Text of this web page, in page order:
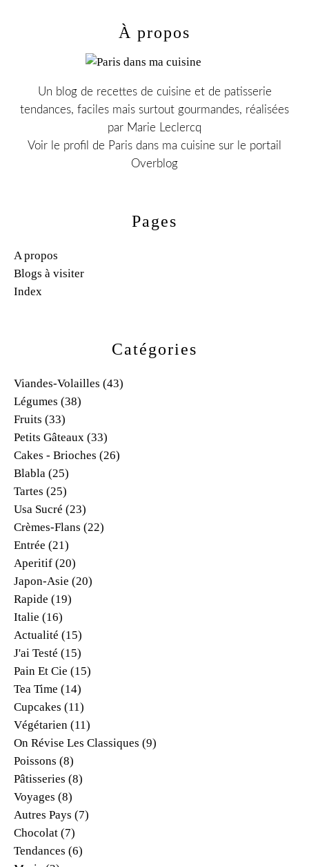
Catégories
Viandes-Volailles (43)
Légumes (38)
Fruits (33)
Petits Gâteaux (33)
Cakes - Brioches (26)
Blabla (25)
Tartes (25)
Usa Sucré (23)
Crèmes-Flans (22)
Entrée (21)
Aperitif (20)
Japon-Asie (20)
Rapide (19)
Italie (16)
Actualité (15)
J'ai Testé (15)
Pain Et Cie (15)
Tea Time (14)
Cupcakes (11)
Végétarien (11)
On Révise Les Classiques (9)
Poissons (8)
Pâtisseries (8)
Voyages (8)
Autres Pays (7)
Chocolat (7)
Tendances (6)
Pages
A propos
Blogs à visiter
Index
À propos
Un blog de recettes de cuisine et de patisserie
tendances, faciles mais surtout gourmandes, réalisées
par Marie Leclercq
Voir le profil de Paris dans ma cuisine sur le portail
Overblog